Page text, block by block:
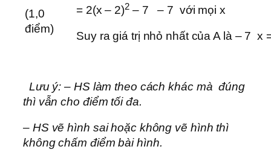
(1,0
điểm)
= 2(x – 2)2– 7 – 7 với mọi x
Suy ra giá trị nhỏ nhất của A là – 7 x
Lưu ý: – HS làm theo cách khác mà đúng
thì vẫn cho điểm tối đa.
– HS vẽ hình sai hoặc không vẽ hình thì
không chấm điểm bài hình.